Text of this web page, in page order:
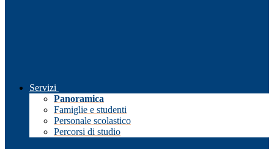
Servizi
Panoramica
Famiglie e studenti
Personale scolastico
Percorsi di studio